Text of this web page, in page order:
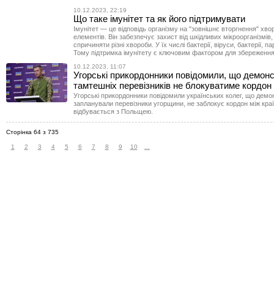
10.12.2023, 22:19
Що таке імунітет та як його підтримувати
Імунітет — це відповідь організму на "зовнішнє вторгнення"
елементів. Він забезпечує захист від шкідливих
спричиняти різні хвороби. У їх числі бактерії, віруси, бактерії,
Тому підтримка імунітету є ключовим фактором для
10.12.2023, 11:07
Угорські прикордонники повідомили, що
тамтешніх перевізників не блокуватиме кордон
Угорські прикордонники повідомили українських колег, що
запланували перевізники угорщини, не заблокує кордон між
відбувається з Польщею.
Сторінка 64 з 735
1 2 3 4 5 6 7 8 9 10